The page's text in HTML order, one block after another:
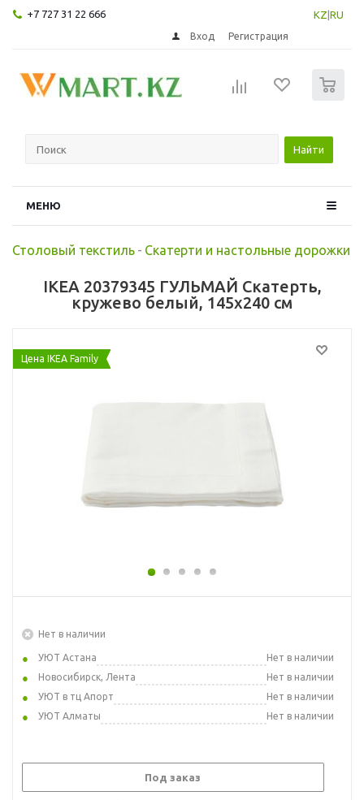
+7 727 31 22 666 KZ RU
Вход Регистрация
Найти
МЕНЮ
Столовый текстиль - Скатерти и настольные дорожки
IKEA 20379345 ГУЛЬМАЙ Скатерть,
кружево белый, 145x240 см
Цена IKEA Family
Нет в наличии
УЮТ Астана
Нет в наличии
Новосибирск, Лента
Нет в наличии
УЮТ в тц Апорт
Нет в наличии
УЮТ Алматы
Нет в наличии
Под заказ